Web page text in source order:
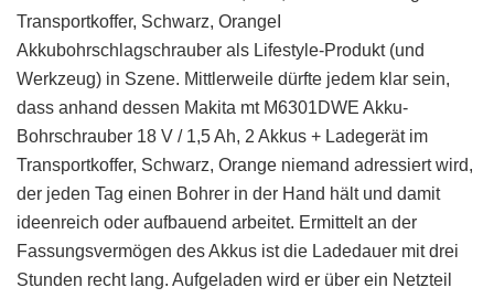
Transportkoffer, Schwarz, OrangeI
Akkubohrschlagschrauber als Lifestyle-Produkt (und
Werkzeug) in Szene. Mittlerweile dürfte jedem klar sein,
dass anhand dessen Makita mt M6301DWE Akku-
Bohrschrauber 18 V / 1,5 Ah, 2 Akkus + Ladegerät im
Transportkoffer, Schwarz, Orange niemand adressiert wird,
der jeden Tag einen Bohrer in der Hand hält und damit
ideenreich oder aufbauend arbeitet. Ermittelt an der
Fassungsvermögen des Akkus ist die Ladedauer mit drei
Stunden recht lang. Aufgeladen wird er über ein Netzteil